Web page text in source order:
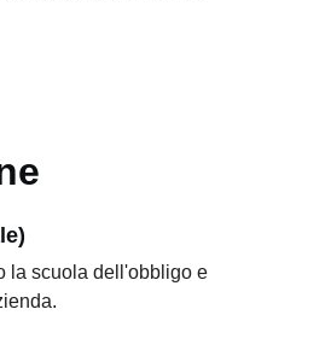
la scuola dell'obbligo e